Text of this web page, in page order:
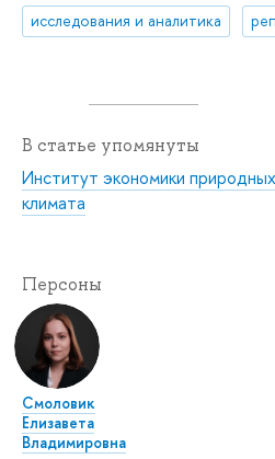
исследования и аналитика
В статье упомянуты
Институт экономики
климата
Персоны
Смоловик
Елизавета
Владимировна